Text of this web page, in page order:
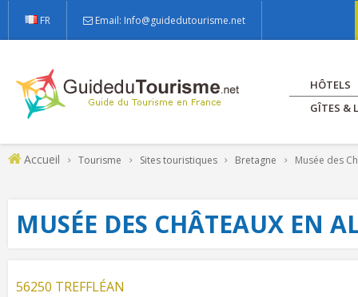
FR Email: Info@guidedutourisme.net
HÔTELS
GÎTES &
Accueil Tourisme Sites touristiques Bretagne Musée des
MUSÉE DES CHÂTEAUX EN
56250 TREFFLÉAN